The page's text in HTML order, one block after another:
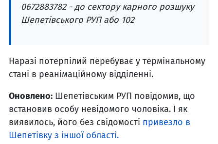
0672883782 - до сектору карного розшуку
Шепетівського РУП або 102
Наразі потерпілий перебуває у термінальному
стані в реанімаційному відділенні.
Оновлено: Шепетівським РУП повідомив, що
встановив особу невідомого чоловіка. І як
виявилось, його без свідомості привезло в
Шепетівку з іншої області.